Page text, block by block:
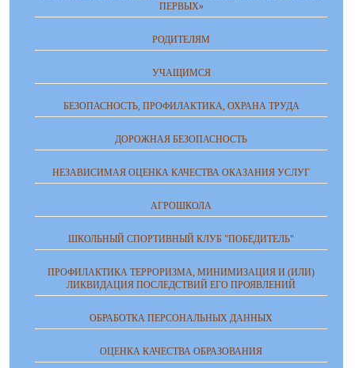
ПЕРВЫХ»
РОДИТЕЛЯМ
УЧАЩИМСЯ
БЕЗОПАСНОСТЬ, ПРОФИЛАКТИКА, ОХРАНА ТРУДА
ДОРОЖНАЯ БЕЗОПАСНОСТЬ
НЕЗАВИСИМАЯ ОЦЕНКА КАЧЕСТВА ОКАЗАНИЯ УСЛУГ
АГРОШКОЛА
ШКОЛЬНЫЙ СПОРТИВНЫЙ КЛУБ "ПОБЕДИТЕЛЬ"
ПРОФИЛАКТИКА ТЕРРОРИЗМА, МИНИМИЗАЦИЯ И (ИЛИ)
ЛИКВИДАЦИЯ ПОСЛЕДСТВИЙ ЕГО ПРОЯВЛЕНИЙ
ОБРАБОТКА ПЕРСОНАЛЬНЫХ ДАННЫХ
ОЦЕНКА КАЧЕСТВА ОБРАЗОВАНИЯ